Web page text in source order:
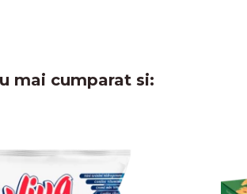
mai cumparat si: